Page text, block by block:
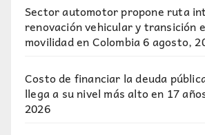
Sector automotor propone ruta
renovación vehicular y transición
movilidad en Colombia6 agosto,
Costo de financiar la deuda
llega a su nivel más alto en 17
2026